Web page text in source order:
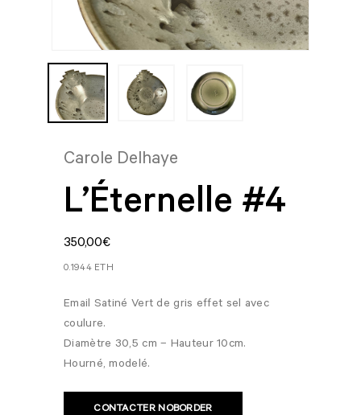
Carole Delhaye
L’Éternelle #4
350,00€
0.1944 ETH
Email Satiné Vert de gris effet sel avec
coulure.
Diamètre 30,5 cm – Hauteur 10cm.
Hourné, modelé.
CONTACTER NOBORDER